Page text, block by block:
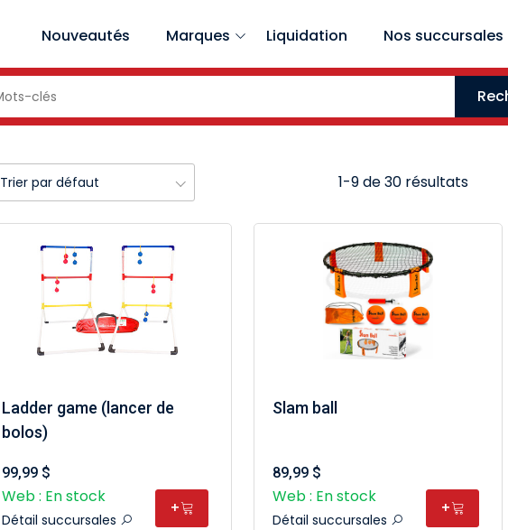
Nouveautés Marques Liquidation Nos succursales
Trier par défaut 1-9 de 30 résultats
Ladder game (lancer de
bolos)
99,99 $
Web : En stock
Détail succursales
+
Slam ball
89,99 $
Web : En stock
Détail succursales
+